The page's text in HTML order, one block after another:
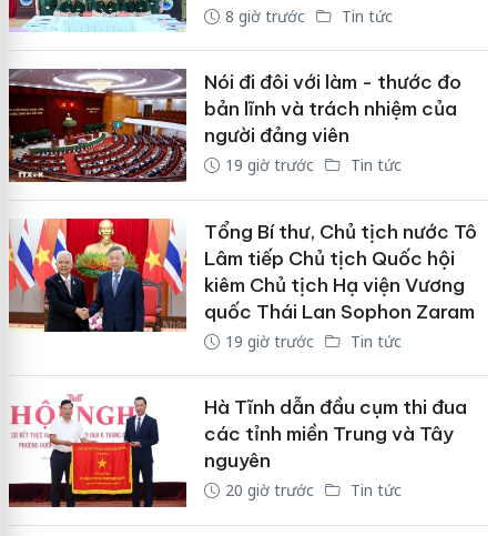
8 giờ trước Tin tức
Nói đi đôi với làm - thước đo
bản lĩnh và trách nhiệm của
người đảng viên
19 giờ trước Tin tức
Tổng Bí thư, Chủ tịch nước Tô
Lâm tiếp Chủ tịch Quốc hội
kiêm Chủ tịch Hạ viện Vương
quốc Thái Lan Sophon Zaram
19 giờ trước Tin tức
Hà Tĩnh dẫn đầu cụm thi đua
các tỉnh miền Trung và Tây
nguyên
20 giờ trước Tin tức